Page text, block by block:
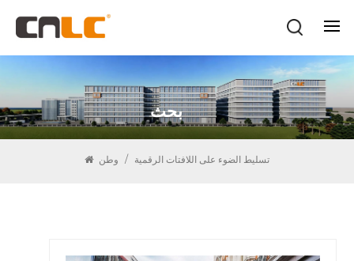
بحث
وطن / تسليط الضوء على اللافتات الرقمية